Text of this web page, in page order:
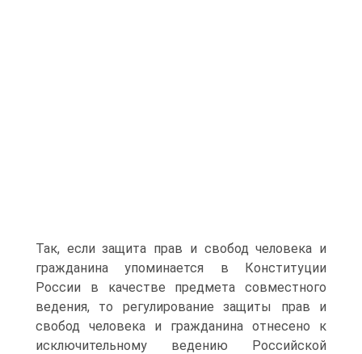
Так, если защита прав и свобод человека и
гражданина упоминается в Конституции
России в качестве предмета совместного
ведения, то регулирование защиты прав и
свобод человека и гражданина отнесено к
исключительному ведению Российской